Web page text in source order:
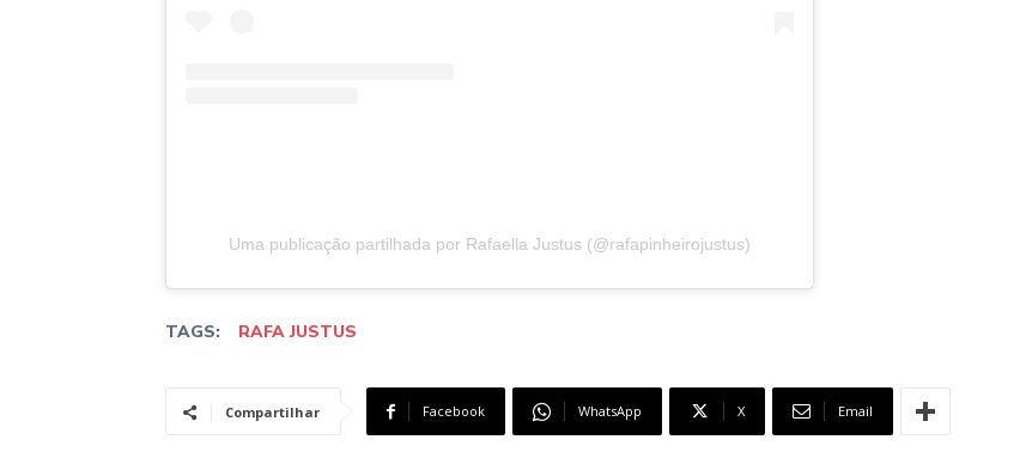
Uma publicação partilhada por Rafaella Justus (@rafapinheirojustus)
TAGS: RAFA JUSTUS
Compartilhar Facebook WhatsApp X Email